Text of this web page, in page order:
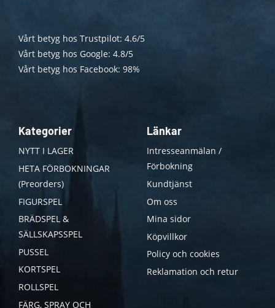
Vårt betyg hos Trustpilot: 4.6/5
Vårt betyg hos Google: 4.8/5
Vårt betyg hos Facebook: 98%
Kategorier
NYTT I LAGER
HETA FÖRBOKNINGAR
(Preorders)
FIGURSPEL
BRÄDSPEL &
SÄLLSKAPSSPEL
PUSSEL
KORTSPEL
ROLLSPEL
FÄRG, SPRAY OCH
Länkar
Intresseanmälan /
Förbokning
Kundtjänst
Om oss
Mina sidor
Köpvillkor
Policy och cookies
Reklamation och retur